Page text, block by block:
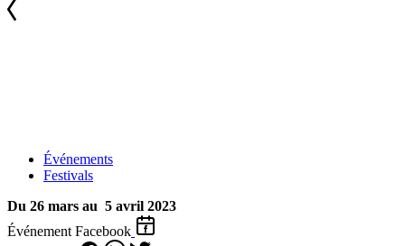
Événements
Festivals
Du 26 mars au 5 avril 2023
Événement Facebook